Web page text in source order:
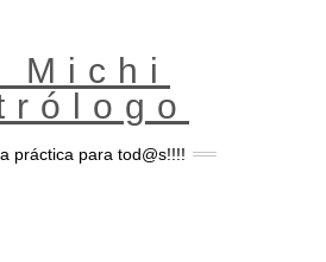
Michi
práctica para tod@s!!!!